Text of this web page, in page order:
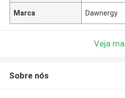
Marca Dawnergy
Veja
Sobre nós